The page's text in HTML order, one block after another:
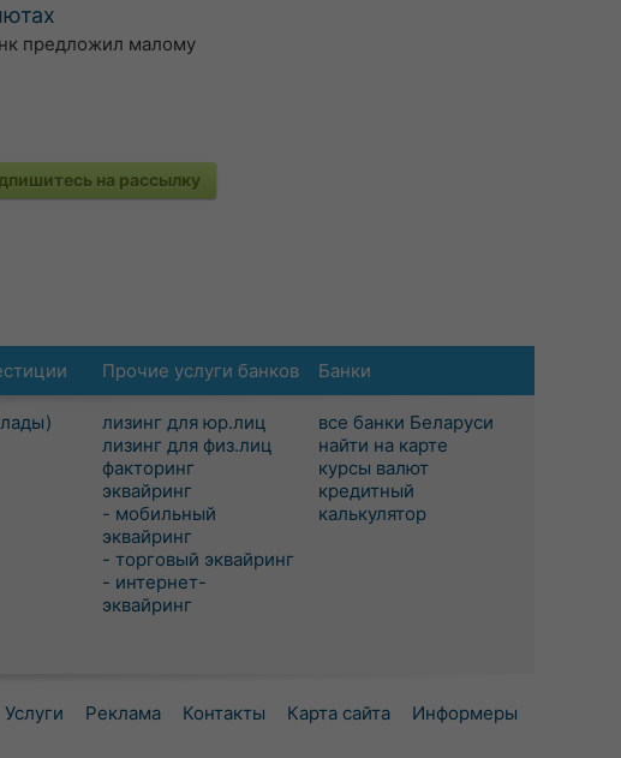
предложил малому
на рассылку
Прочие услуги банков
лизинг для юр.лиц
лизинг для физ.лиц
факторинг
эквайринг
- мобильный
эквайринг
- торговый эквайринг
- интернет-
эквайринг
Банки
все банки Беларуси
найти на карте
курсы валют
кредитный
калькулятор
Услуги Реклама Контакты Карта сайта Информеры